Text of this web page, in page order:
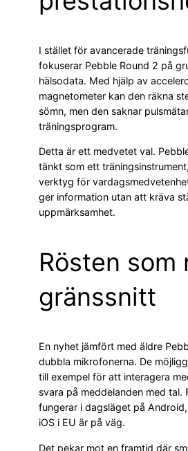
I stället för avancerade
fokuserar Pebble Round 2 på
hälsodata. Med hjälp av
magnetometer kan den räkna
sömn, men den saknar
träningsprogram.
Detta är ett medvetet val.
tänkt som ett
verktyg för
ger information utan att kräva
uppmärksamhet.
Rösten som
gränssnitt
En nyhet jämfört med äldre
dubbla mikrofonerna. De
till exempel för att interagera
svara på meddelanden med tal.
fungerar i dagsläget på
iOS i EU är på väg.
Det pekar mot en framtid där